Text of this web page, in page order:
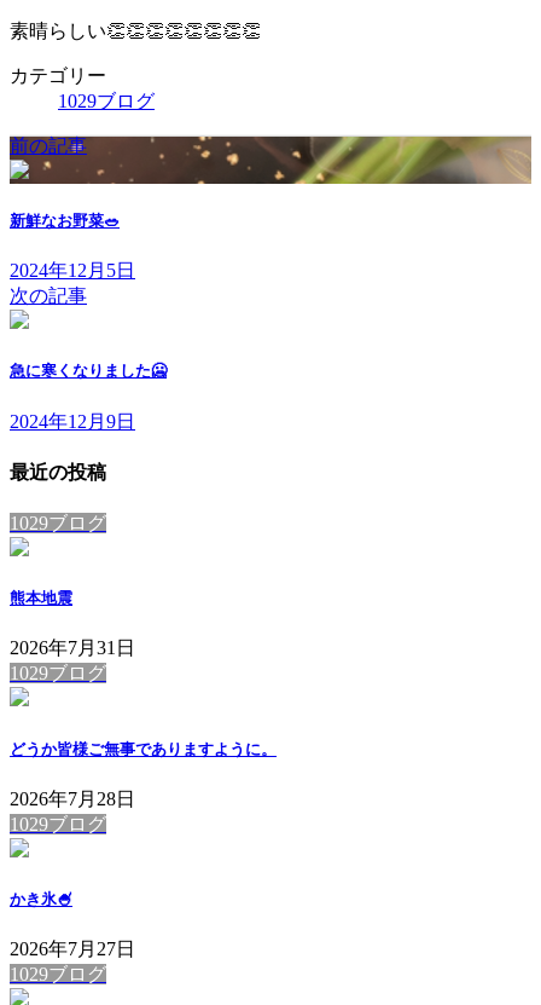
素晴らしい👏👏👏👏👏👏👏👏
カテゴリー
1029ブログ
前の記事
新鮮なお野菜🥗
2024年12月5日
次の記事
急に寒くなりました🥶
2024年12月9日
最近の投稿
1029ブログ
熊本地震
2026年7月31日
1029ブログ
どうか皆様ご無事でありますように。
2026年7月28日
1029ブログ
かき氷🍧
2026年7月27日
1029ブログ